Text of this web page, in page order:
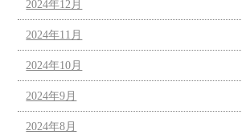
2024年12月
2024年11月
2024年10月
2024年9月
2024年8月